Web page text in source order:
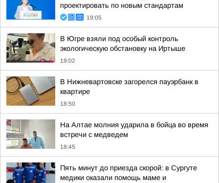
проектировать по новым стандартам
19:05
В Югре взяли под особый контроль
экологическую обстановку на Иртыше
19:02
В Нижневартовске загорелся пауэрбанк в
квартире
18:50
На Алтае молния ударила в бойца во время
встречи с медведем
18:45
Пять минут до приезда скорой: в Сургуте
медики оказали помощь маме и